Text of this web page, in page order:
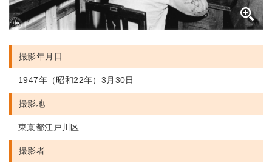
撮影年月日
1947年（昭和22年）3月30日
撮影地
東京都江戸川区
撮影者